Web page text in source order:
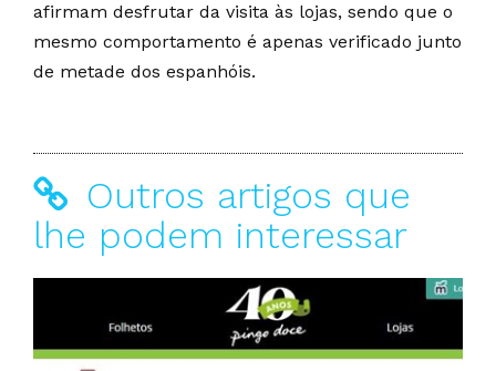
afirmam desfrutar da visita às lojas, sendo que o
mesmo comportamento é apenas verificado junto
de metade dos espanhóis.
Outros artigos que
lhe podem interessar